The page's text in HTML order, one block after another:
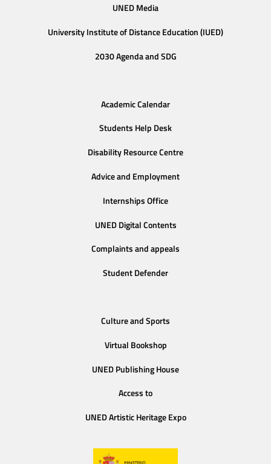
UNED Media
University Institute of Distance Education (IUED)
2030 Agenda and SDG
Academic Calendar
Students Help Desk
Disability Resource Centre
Advice and Employment
Internships Office
UNED Digital Contents
Complaints and appeals
Student Defender
Culture and Sports
Virtual Bookshop
UNED Publishing House
Access to
UNED Artistic Heritage Expo